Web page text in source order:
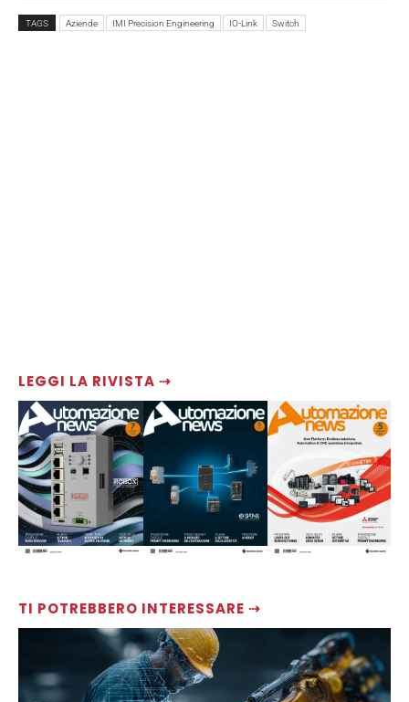
LEGGI LA RIVISTA ⇢
TI POTREBBERO INTERESSARE ⇢
TAGS Aziende IMI Precision Engineering IO-Link Switch